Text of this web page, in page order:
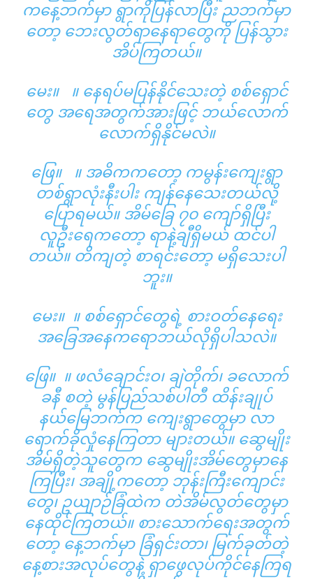
ကနေ့ဘက်မှာ ရွာကိုပြန်လာပြီး ညဘက်မှာ
တော့ ဘေးလွတ်ရာနေရာတွေကို ပြန်သွား
အိပ်ကြတယ်။
မေး။ ။ နေရပ်မပြန်နိုင်သေးတဲ့ စစ်ရှောင်
တွေ အရေအတွက်အားဖြင့် ဘယ်လောက်
လောက်ရှိနိုင်မလဲ။
ဖြေ။ ။ အဓိကကတော့ ကမွန်းကျေးရွာ
တစ်ရွာလုံးနီးပါး ကျန်နေသေးတယ်လို့
ပြောရမယ်။ အိမ်ခြေ ၇၀ ကျော်ရှိပြီး
လူဦးရေကတော့ ရာနဲ့ချီရှိမယ် ထင်ပါ
တယ်။ တိကျတဲ့ စာရင်းတော့ မရှိသေးပါ
ဘူး။
မေး။ ။ စစ်ရှောင်တွေရဲ့ စားဝတ်နေရေး
အခြေအနေကရောဘယ်လိုရှိပါသလဲ။
ဖြေ။ ။ ဖလံချောင်းဝ၊ ချဲတိုက်၊ ခလောက်
ခနီ စတဲ့ မွန်ပြည်သစ်ပါတီ ထိန်းချုပ်
နယ်မြေဘက်က ကျေးရွာတွေမှာ လာ
ရောက်ခိုလှုံနေကြတာ များတယ်။ ဆွေမျိုး
အိမ်ရှိတဲ့သူတွေက ဆွေမျိုးအိမ်တွေမှာနေ
ကြပြီး၊ အချို့ကတော့ ဘုန်းကြီးကျောင်း
တွေ၊ ဥယျာဉ်ခြံထဲက တဲအိမ်လွတ်တွေမှာ
နေထိုင်ကြတယ်။ စားသောက်ရေးအတွက်
တော့ နေ့ဘက်မှာ ခြံရှင်းတာ၊ မြက်ခုတ်တဲ့
နေ့စားအလုပ်တွေနဲ့ ရှာဖွေလုပ်ကိုင်နေကြရ